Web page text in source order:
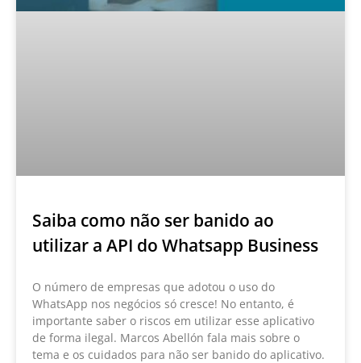
Saiba como não ser banido ao
utilizar a API do Whatsapp Business
O número de empresas que adotou o uso do
WhatsApp nos negócios só cresce! No entanto, é
importante saber o riscos em utilizar esse aplicativo
de forma ilegal. Marcos Abellón fala mais sobre o
tema e os cuidados para não ser banido do aplicativo.